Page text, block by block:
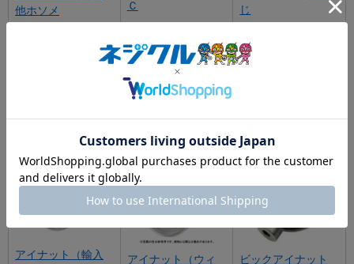
他ホソメ
Ｃ
じ
ット（静香産業製
アイナット（浪速
鉄工製
アイナット（輸入
アイナット（ウィ
ビックアイナット